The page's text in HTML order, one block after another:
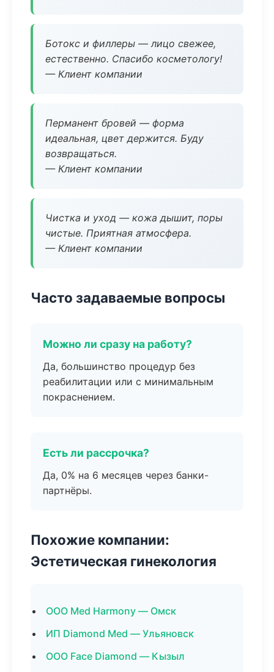
Ботокс и филлеры — лицо свежее,
естественно. Спасибо косметологу!
— Клиент компании
Перманент бровей — форма
идеальная, цвет держится. Буду
возвращаться.
— Клиент компании
Чистка и уход — кожа дышит, поры
чистые. Приятная атмосфера.
— Клиент компании
Часто задаваемые вопросы
Можно ли сразу на работу?
Да, большинство процедур без
реабилитации или с минимальным
покраснением.
Есть ли рассрочка?
Да, 0% на 6 месяцев через банки-
партнёры.
Похожие компании:
Эстетическая гинекология
ООО Med Harmony — Омск
ИП Diamond Med — Ульяновск
ООО Face Diamond — Кызыл